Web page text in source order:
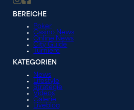
BEREICHE
Poker
Casino News
Online News
City Guide
Turniere
KATEGORIEN
News
Lifestyle
Strategie
Videos
Galerie
Liveblog